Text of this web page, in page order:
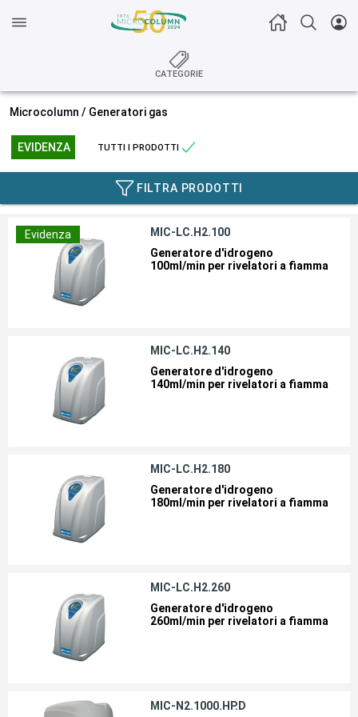
CATEGORIE
Microcolumn / Generatori gas
EVIDENZA TUTTI I PRODOTTI
FILTRA PRODOTTI
Evidenza
MIC-LC.H2.100
Generatore d'idrogeno
100ml/min per rivelatori a fiamma
MIC-LC.H2.140
Generatore d'idrogeno
140ml/min per rivelatori a fiamma
MIC-LC.H2.180
Generatore d'idrogeno
180ml/min per rivelatori a fiamma
MIC-LC.H2.260
Generatore d'idrogeno
260ml/min per rivelatori a fiamma
MIC-N2.1000.HP.D